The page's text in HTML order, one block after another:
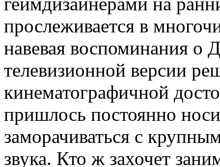
прослеживается в
навевая воспоминания о
телевизионной версии
кинематографичной
пришлось постоянно
заморачиваться с
звука. Кто ж захочет